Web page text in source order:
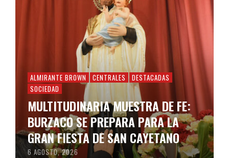
ALMIRANTE BROWN CENTRALES
DESTACADAS
SOCIEDAD
MULTITUDINARIA MUESTRA DE FE:
BURZACO SE PREPARA PARA LA
GRAN FIESTA DE SAN CAYETANO
6 AGOSTO, 2026